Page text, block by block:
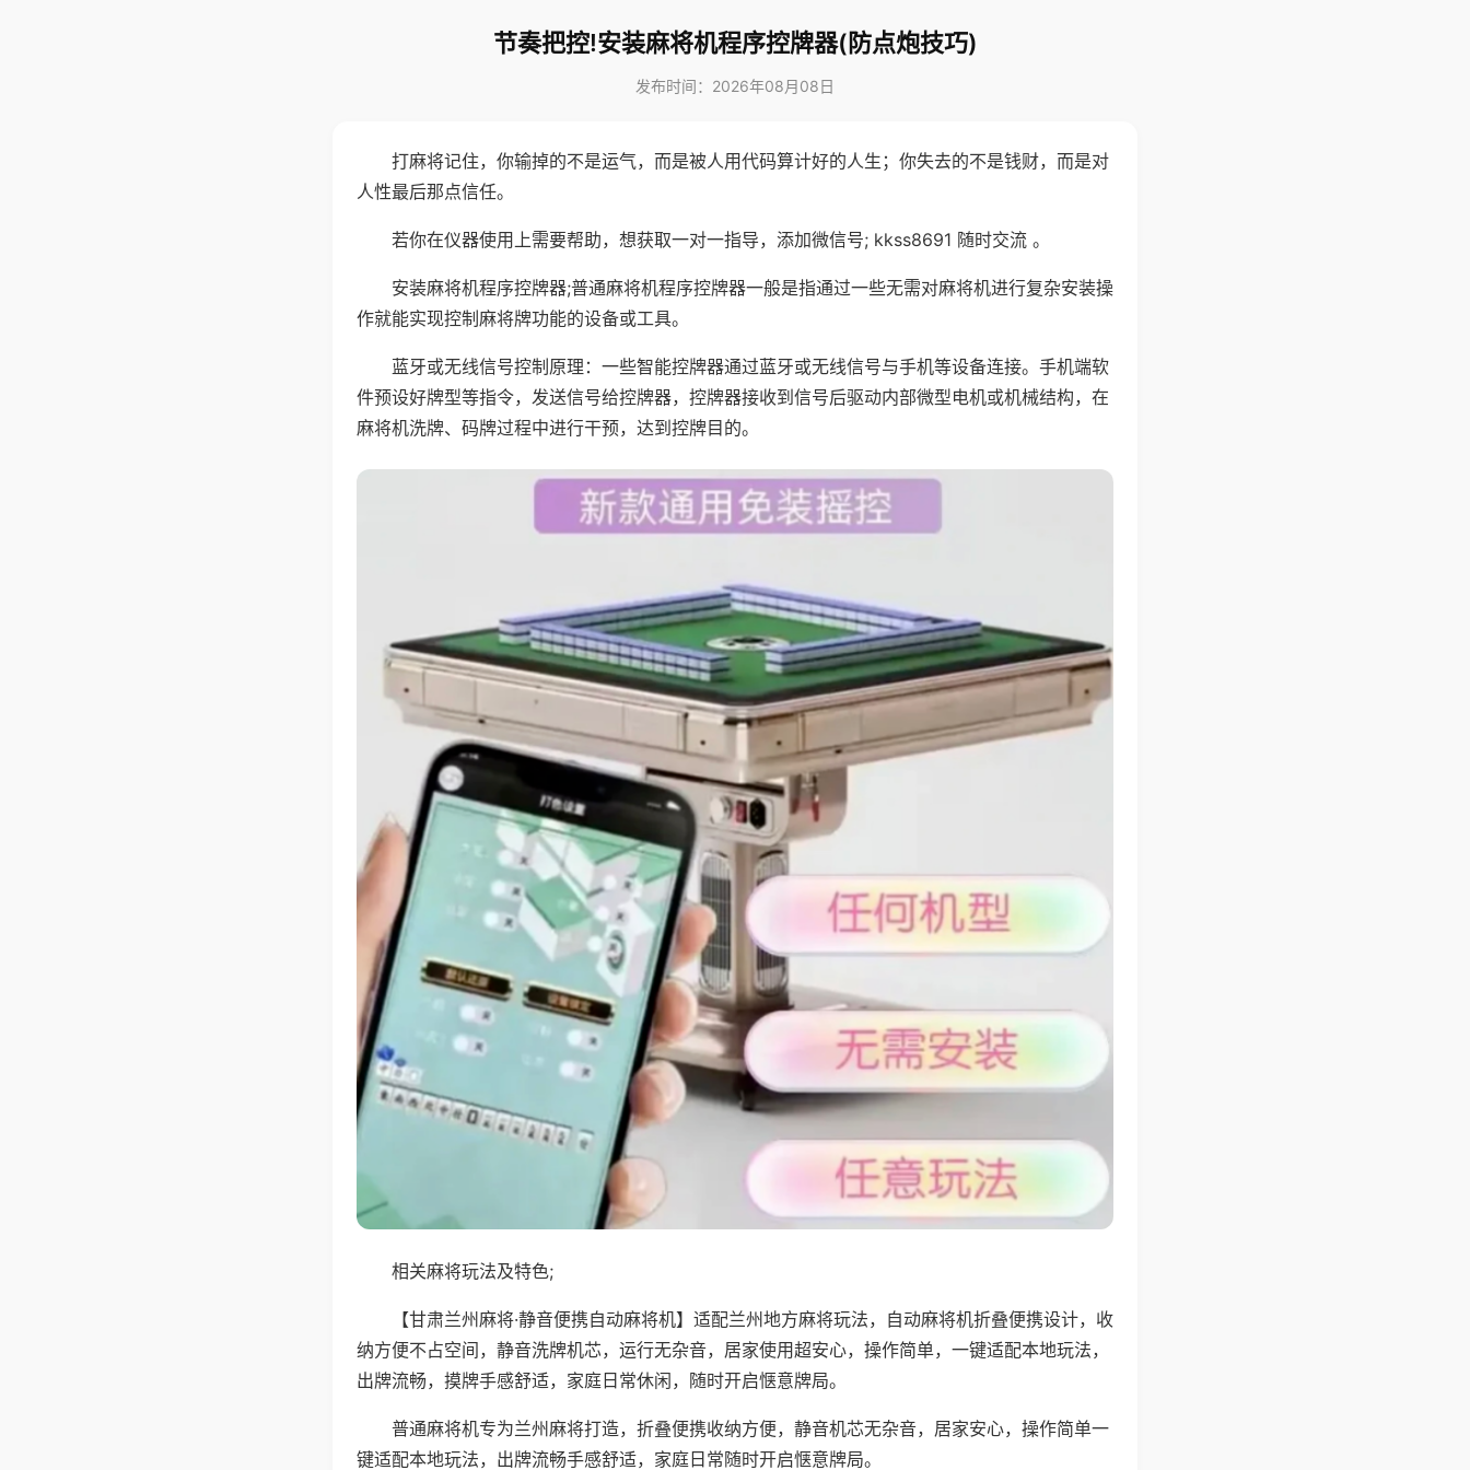
节奏把控!安装麻将机程序控牌器(防点炮技巧)
发布时间：2026年08月08日
打麻将记住，你输掉的不是运气，而是被人用代码算计好的人生；你失去的不是钱财，而是对
人性最后那点信任。
若你在仪器使用上需要帮助，想获取一对一指导，添加微信号; kkss8691 随时交流 。
安装麻将机程序控牌器;普通麻将机程序控牌器一般是指通过一些无需对麻将机进行复杂安装操
作就能实现控制麻将牌功能的设备或工具。
蓝牙或无线信号控制原理：一些智能控牌器通过蓝牙或无线信号与手机等设备连接。手机端软
件预设好牌型等指令，发送信号给控牌器，控牌器接收到信号后驱动内部微型电机或机械结构，在
麻将机洗牌、码牌过程中进行干预，达到控牌目的。
相关麻将玩法及特色;
【甘肃兰州麻将·静音便携自动麻将机】适配兰州地方麻将玩法，自动麻将机折叠便携设计，收
纳方便不占空间，静音洗牌机芯，运行无杂音，居家使用超安心，操作简单，一键适配本地玩法，
出牌流畅，摸牌手感舒适，家庭日常休闲，随时开启惬意牌局。
普通麻将机专为兰州麻将打造，折叠便携收纳方便，静音机芯无杂音，居家安心，操作简单一
键适配本地玩法，出牌流畅手感舒适，家庭日常随时开启惬意牌局。